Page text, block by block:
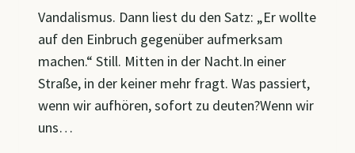
Vandalismus. Dann liest du den Satz: „Er wollte
auf den Einbruch gegenüber aufmerksam
machen.“ Still. Mitten in der Nacht.In einer
Straße, in der keiner mehr fragt. Was passiert,
wenn wir aufhören, sofort zu deuten?Wenn wir
uns…